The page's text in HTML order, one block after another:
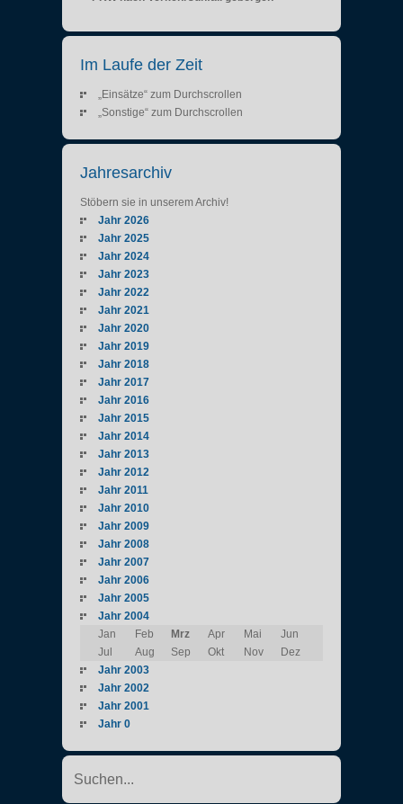
Im Laufe der Zeit
„Einsätze“ zum Durchscrollen
„Sonstige“ zum Durchscrollen
Jahresarchiv
Stöbern sie in unserem Archiv!
Jahr 2026
Jahr 2025
Jahr 2024
Jahr 2023
Jahr 2022
Jahr 2021
Jahr 2020
Jahr 2019
Jahr 2018
Jahr 2017
Jahr 2016
Jahr 2015
Jahr 2014
Jahr 2013
Jahr 2012
Jahr 2011
Jahr 2010
Jahr 2009
Jahr 2008
Jahr 2007
Jahr 2006
Jahr 2005
Jahr 2004
Jan
Feb Mrz Apr Mai
Jun
Jul
Aug Sep Okt Nov
Dez
Jahr 2003
Jahr 2002
Jahr 2001
Jahr 0